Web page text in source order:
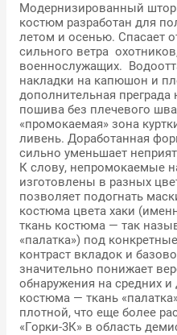
Модернизированный
костюм разработан для
летом и осенью. Спасает
сильного ветра
военнослужащих.
накладки на капюшон и
дополнительная
пошива без плечевого шва
«промокаемая» зона
ливень. Доработанная
сильно уменьшает
К слову, непромокаемые
изготовлены в разных
позволяет подогнать
костюма цвета хаки
ткань костюма — так
«палатка») под
контраст вкладок и
значительно понижает
обнаружения на средних и
костюма — ткань
плотной, что еще более
«Горки-3К» в область